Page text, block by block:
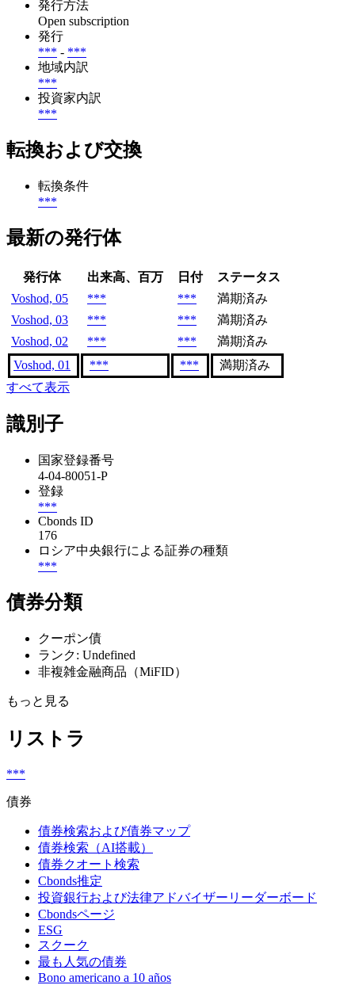
発行方法
Open subscription
発行
*** - ***
地域内訳
***
投資家内訳
***
転換および交換
転換条件
***
最新の発行体
発行体 出来高、百万 日付
ステータス
Voshod, 05
*** ***
満期済み
Voshod, 03
*** ***
満期済み
Voshod, 02
*** ***
満期済み
Voshod, 01
*** ***
満期済み
すべて表示
識別子
国家登録番号
4-04-80051-P
登録
***
Cbonds ID
176
ロシア中央銀行による証券の種類
***
債券分類
クーポン債
ランク: Undefined
非複雑金融商品（MiFID）
もっと見る
リストラ
***
債券
債券検索および債券マップ
債券検索（AI搭載）
債券クオート検索
Cbonds推定
投資銀行および法律アドバイザーリーダーボード
Cbondsページ
ESG
スクーク
最も人気の債券
Bono americano a 10 años